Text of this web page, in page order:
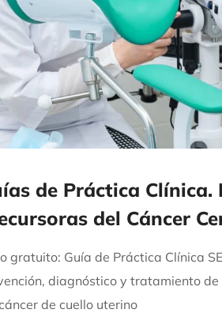
de Práctica Clínica.
del Cáncer
gratuito: Guía de Práctica Clínica
diagnóstico y tratamiento
de cuello uterino